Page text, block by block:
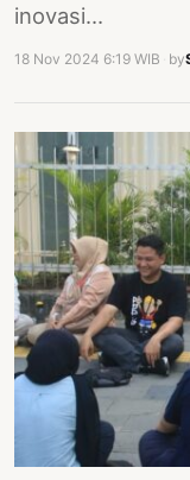
inovasi…
18 Nov 2024 6:19 WIB by